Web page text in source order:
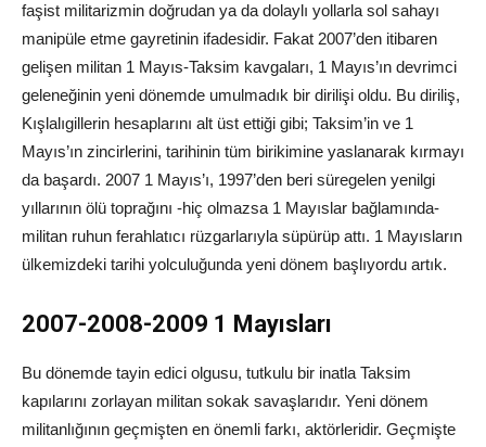
faşist militarizmin doğrudan ya da dolaylı yollarla sol sahayı
manipüle etme gayretinin ifadesidir. Fakat 2007’den itibaren
gelişen militan 1 Mayıs-Taksim kavgaları, 1 Mayıs’ın devrimci
geleneğinin yeni dönemde umulmadık bir dirilişi oldu. Bu diriliş,
Kışlalıgillerin hesaplarını alt üst ettiği gibi; Taksim’in ve 1
Mayıs’ın zincirlerini, tarihinin tüm birikimine yaslanarak kırmayı
da başardı. 2007 1 Mayıs’ı, 1997’den beri süregelen yenilgi
yıllarının ölü toprağını -hiç olmazsa 1 Mayıslar bağlamında-
militan ruhun ferahlatıcı rüzgarlarıyla süpürüp attı. 1 Mayısların
ülkemizdeki tarihi yolculuğunda yeni dönem başlıyordu artık.
2007-2008-2009 1 Mayısları
Bu dönemde tayin edici olgusu, tutkulu bir inatla Taksim
kapılarını zorlayan militan sokak savaşlarıdır. Yeni dönem
militanlığının geçmişten en önemli farkı, aktörleridir. Geçmişte